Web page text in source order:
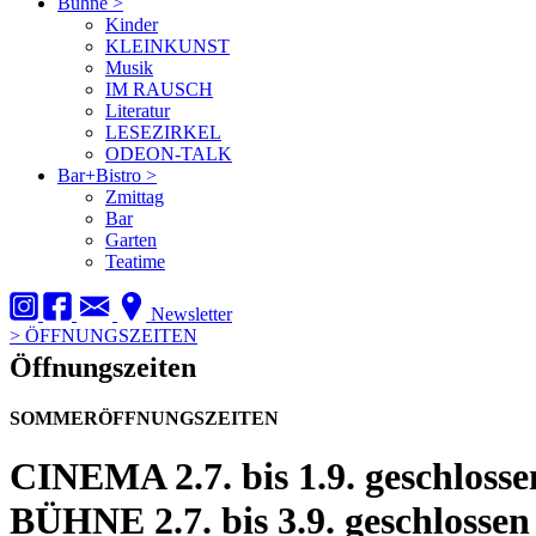
Kinder
KLEINKUNST
Musik
IM RAUSCH
Literatur
LESEZIRKEL
ODEON-TALK
Bar+Bistro >
Zmittag
Bar
Garten
Teatime
Newsletter
> ÖFFNUNGSZEITEN
Öffnungszeiten
SOMMERÖFFNUNGSZEITEN
CINEMA2.7. bis 1.9.
BÜHNE 2.7. bis 3.9. geschlossen